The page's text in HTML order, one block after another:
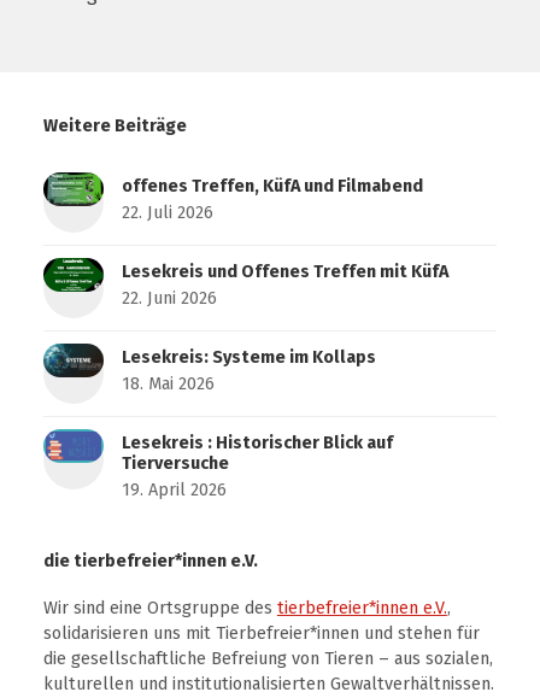
Weitere Beiträge
offenes Treffen, KüfA und Filmabend
22. Juli 2026
Lesekreis und Offenes Treffen mit KüfA
22. Juni 2026
Lesekreis: Systeme im Kollaps
18. Mai 2026
Lesekreis : Historischer Blick auf
Tierversuche
19. April 2026
die tierbefreier*innen e.V.
Wir sind eine Ortsgruppe des tierbefreier*innen e.V.,
solidarisieren uns mit Tierbefreier*innen und stehen für
die gesellschaftliche Befreiung von Tieren – aus sozialen,
kulturellen und institutionalisierten Gewaltverhältnissen.